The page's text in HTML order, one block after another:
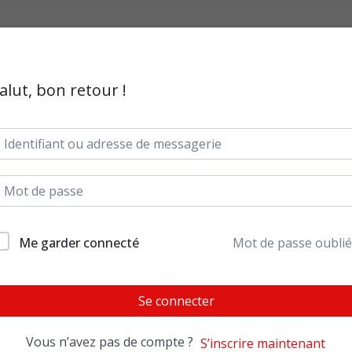
bon retour !
Me garder connecté Mot de passe
Se connecter
Vous n’avez pas de compte ? S’inscrire maintenant